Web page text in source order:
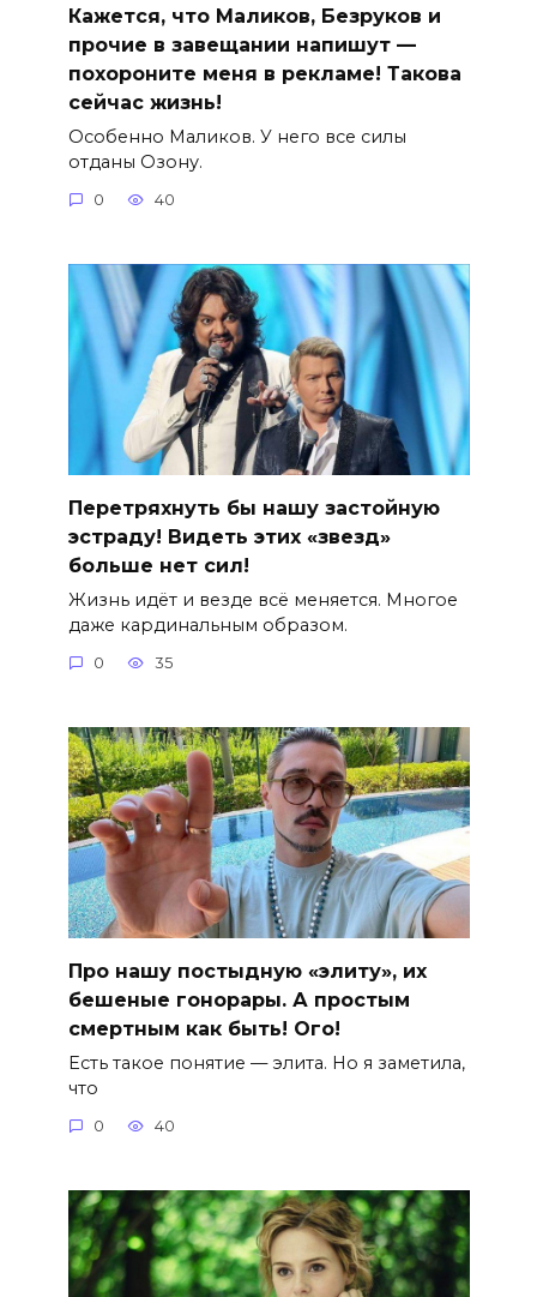
Кажется, что Маликов, Безруков и
прочие в завещании напишут —
похороните меня в рекламе! Такова
сейчас жизнь!
Особенно Маликов. У него все силы
отданы Озону.
0 40
Перетряхнуть бы нашу застойную
эстраду! Видеть этих «звезд»
больше нет сил!
Жизнь идёт и везде всё меняется. Многое
даже кардинальным образом.
0 35
Про нашу постыдную «элиту», их
бешеные гонорары. А простым
смертным как быть! Ого!
Есть такое понятие — элита. Но я заметила,
что
0 40